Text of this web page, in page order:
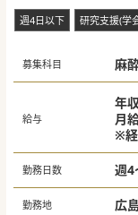
の募集です。
■臨床医がカテー
■専門性を活かし
務していただける
週4日以下 研究支援(学
募集科目 麻
給与
年
月
※経
勤務日数 週4
勤務地